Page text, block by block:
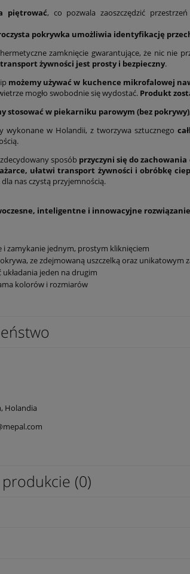
piętrować, co pozwala zaoszczędzić
pokrywka umożliwia identyfikację
zamknięcie gwarantujące, że nic nie
żywności jest prosty i bezpieczny.
możemy używać w kuchence mikrofalowej
mogło swobodnie się wydostać. Produkt
stosować w piekarniku parowym (bez
wykonane w Holandii, z tworzywa sztucznego
sposób przyczyni się do
ułatwi transport żywności i obróbkę
nas czystą przyjemnością.
inteligentne i innowacyjne rozwiązanie
i zamykanie jednym, prostym kliknięciem
ze zdejmowaną uszczelką oraz unikatowym
układania jeden na drugim
kolorów i rozmiarów
Holandia
(0)